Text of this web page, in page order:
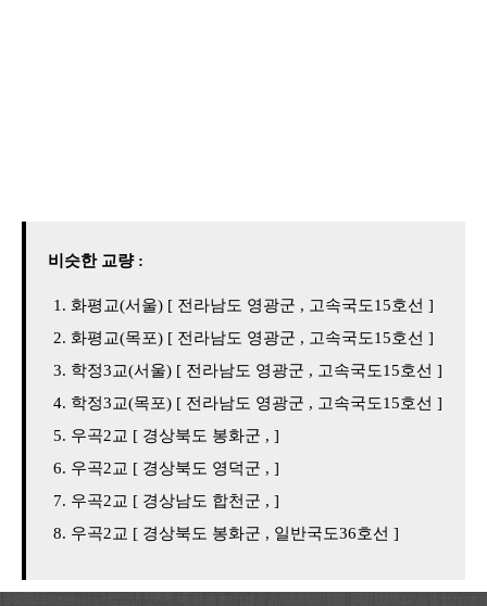
비슷한 교량 :
화평교(서울) [ 전라남도 영광군 , 고속국도15호선 ]
화평교(목포) [ 전라남도 영광군 , 고속국도15호선 ]
학정3교(서울) [ 전라남도 영광군 , 고속국도15호선 ]
학정3교(목포) [ 전라남도 영광군 , 고속국도15호선 ]
우곡2교 [ 경상북도 봉화군 , ]
우곡2교 [ 경상북도 영덕군 , ]
우곡2교 [ 경상남도 합천군 , ]
우곡2교 [ 경상북도 봉화군 , 일반국도36호선 ]